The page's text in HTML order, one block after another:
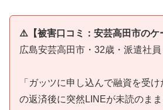
⚠️【被害口コミ：安芸高田市のケ
広島安芸高田市・32歳・派遣社
「ガッツに申し込んで融資を受
の返済後に突然LINEが未読のま